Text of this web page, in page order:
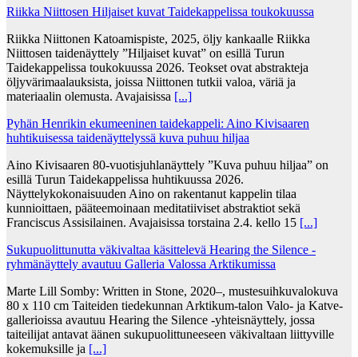
Riikka Niittosen Hiljaiset kuvat Taidekappelissa toukokuussa
Riikka Niittonen Katoamispiste, 2025, öljy kankaalle Riikka
Niittosen taidenäyttely ”Hiljaiset kuvat” on esillä Turun
Taidekappelissa toukokuussa 2026. Teokset ovat abstrakteja
öljyvärimaalauksista, joissa Niittonen tutkii valoa, väriä ja
materiaalin olemusta. Avajaisissa [...]
Pyhän Henrikin ekumeeninen taidekappeli: Aino Kivisaaren
huhtikuisessa taidenäyttelyssä kuva puhuu hiljaa
Aino Kivisaaren 80-vuotisjuhlanäyttely ”Kuva puhuu hiljaa” on
esillä Turun Taidekappelissa huhtikuussa 2026.
Näyttelykokonaisuuden Aino on rakentanut kappelin tilaa
kunnioittaen, pääteemoinaan meditatiiviset abstraktiot sekä
Franciscus Assisilainen. Avajaisissa torstaina 2.4. kello 15 [...]
Sukupuolittunutta väkivaltaa käsittelevä Hearing the Silence -
ryhmänäyttely avautuu Galleria Valossa Arktikumissa
Marte Lill Somby: Written in Stone, 2020–, mustesuihkuvalokuva
80 x 110 cm Taiteiden tiedekunnan Arktikum-talon Valo- ja Katve-
gallerioissa avautuu Hearing the Silence -yhteisnäyttely, jossa
taiteilijat antavat äänen sukupuolittuneeseen väkivaltaan liittyville
kokemuksille ja [...]